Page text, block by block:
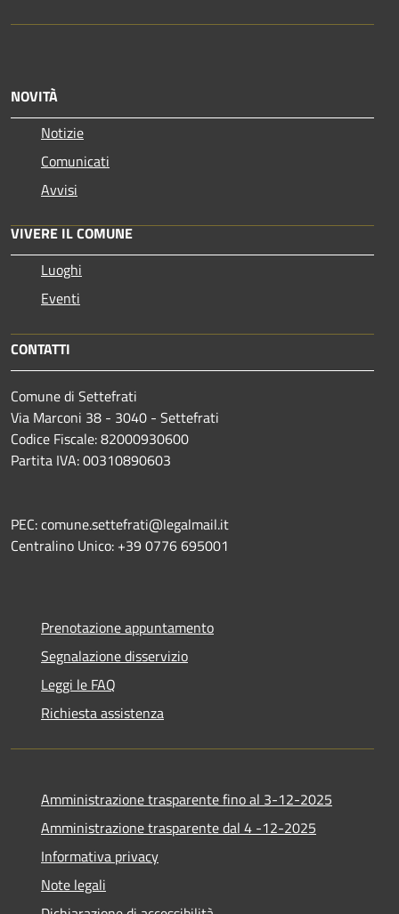
NOVITÀ
Notizie
Comunicati
Avvisi
VIVERE IL COMUNE
Luoghi
Eventi
CONTATTI
Comune di Settefrati
Via Marconi 38 - 3040 - Settefrati
Codice Fiscale: 82000930600
Partita IVA: 00310890603
PEC: comune.settefrati@legalmail.it
Centralino Unico: +39 0776 695001
Prenotazione appuntamento
Segnalazione disservizio
Leggi le FAQ
Richiesta assistenza
Amministrazione trasparente fino al 3-12-2025
Amministrazione trasparente dal 4 -12-2025
Informativa privacy
Note legali